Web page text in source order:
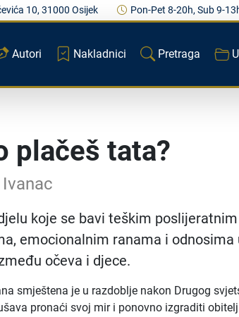
10, 31000 Osijek Pon-Pet 8-20h, Sub 9-
Autori Nakladnici Pretraga
plačeš tata?
koje se bavi teškim
emocionalnim ranama i odnosima
očeva i djece.
smještena je u razdoblje nakon Drugog
pronaći svoj mir i ponovno izgraditi